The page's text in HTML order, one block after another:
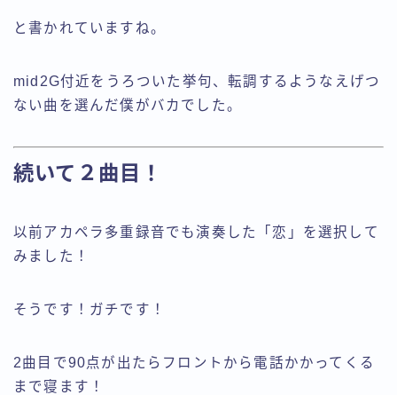
と書かれていますね。
mid2G付近をうろついた挙句、転調するようなえげつ
ない曲を選んだ僕がバカでした。
続いて２曲目！
以前アカペラ多重録音でも演奏した「恋」を選択して
みました！
そうです！ガチです！
2曲目で90点が出たらフロントから電話かかってくる
まで寝ます！